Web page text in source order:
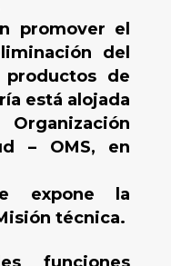
promover el
del
de
está alojada
– OMS, en
expone la
técnica.